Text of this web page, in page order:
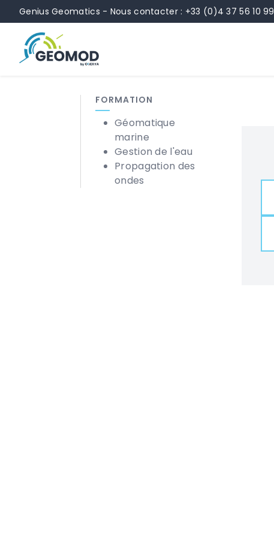
Contenu Navigation Navigation latéralePied de page
Genius Geomatics - Nous contacter : +33 (0)4 37 56 10 99
FORMATION
Géomatique
marine
Gestion de l'eau
Propagation des
ondes
Panneau de gestion des cookies